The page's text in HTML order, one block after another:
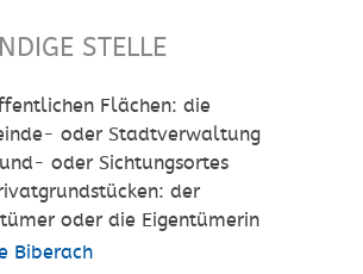
STELLE
Flächen: die
oder Stadtverwaltung
oder Sichtungsortes
der
oder die Eigentümerin
Biberach